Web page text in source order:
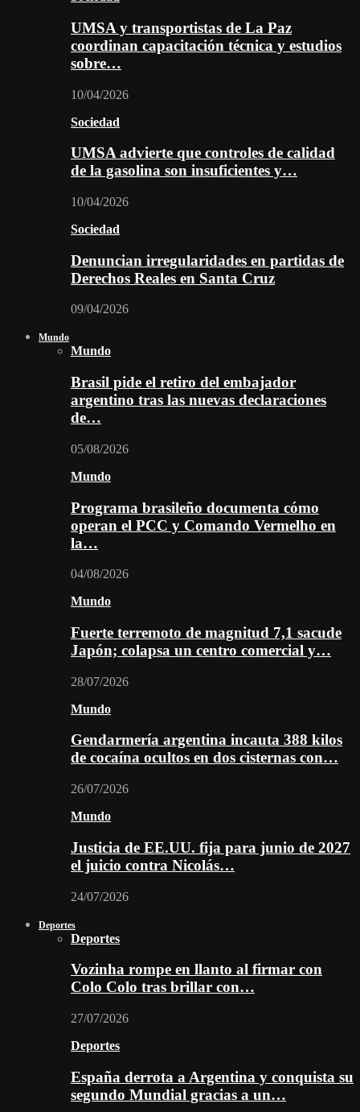
UMSA y transportistas de La Paz
coordinan capacitación técnica y estudios
sobre…
10/04/2026
Sociedad
UMSA advierte que controles de calidad
de la gasolina son insuficientes y…
10/04/2026
Sociedad
Denuncian irregularidades en partidas de
Derechos Reales en Santa Cruz
09/04/2026
Mundo
Mundo
Brasil pide el retiro del embajador
argentino tras las nuevas declaraciones
de…
05/08/2026
Mundo
Programa brasileño documenta cómo
operan el PCC y Comando Vermelho en
la…
04/08/2026
Mundo
Fuerte terremoto de magnitud 7,1 sacude
Japón; colapsa un centro comercial y…
28/07/2026
Mundo
Gendarmería argentina incauta 388 kilos
de cocaína ocultos en dos cisternas con…
26/07/2026
Mundo
Justicia de EE.UU. fija para junio de 2027
el juicio contra Nicolás…
24/07/2026
Deportes
Deportes
Vozinha rompe en llanto al firmar con
Colo Colo tras brillar con…
27/07/2026
Deportes
España derrota a Argentina y conquista su
segundo Mundial gracias a un…